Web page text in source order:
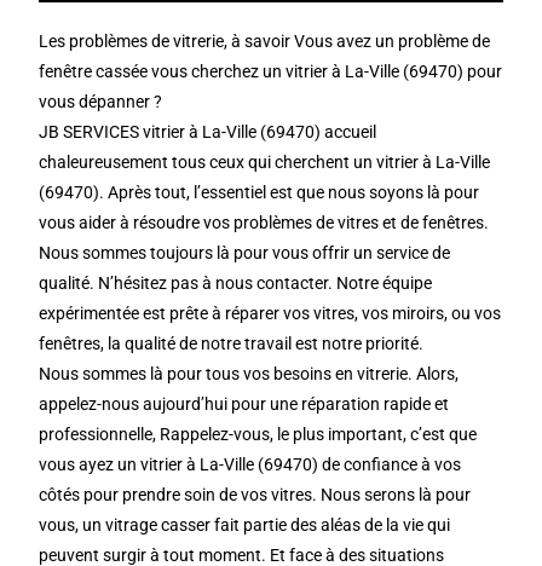
Les problèmes de vitrerie, à savoir Vous avez un problème de
fenêtre cassée vous cherchez un vitrier à La-Ville (69470) pour
vous dépanner ?
JB SERVICES vitrier à La-Ville (69470) accueil
chaleureusement tous ceux qui cherchent un vitrier à La-Ville
(69470). Après tout, l’essentiel est que nous soyons là pour
vous aider à résoudre vos problèmes de vitres et de fenêtres.
Nous sommes toujours là pour vous offrir un service de
qualité. N’hésitez pas à nous contacter. Notre équipe
expérimentée est prête à réparer vos vitres, vos miroirs, ou vos
fenêtres, la qualité de notre travail est notre priorité.
Nous sommes là pour tous vos besoins en vitrerie. Alors,
appelez-nous aujourd’hui pour une réparation rapide et
professionnelle, Rappelez-vous, le plus important, c’est que
vous ayez un vitrier à La-Ville (69470) de confiance à vos
côtés pour prendre soin de vos vitres. Nous serons là pour
vous, un vitrage casser fait partie des aléas de la vie qui
peuvent surgir à tout moment. Et face à des situations